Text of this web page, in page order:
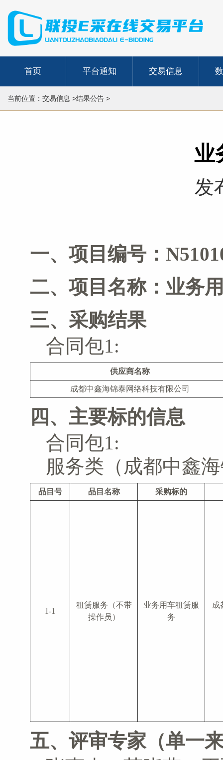
首页 平台通知 交易信息
当前位置：交易信息 >结果公告 >
业
发
一、项目编号：
二、项目名称：业务
三、采购结果
合同包1:
供应商名称
成都中鑫海锦泰网络科技有限公司
四、主要标的信息
合同包1:
服务类（成都中鑫
品目号 品目名称 采购标的
1-1
租赁服务（不带
操作员）
业务用车租赁服
务
成
五、评审专家（单一